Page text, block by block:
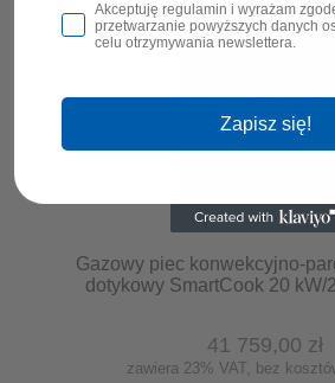
Gazowy piec konwekcyjno-
dotykowy SmartCook 20 kW/
41 759,00 zł
zawiera 23% VAT, bez
Akceptuję regulamin i wyrażam
przetwarzanie powyższych danych
celu otrzymywania newslettera.
Zapisz się!